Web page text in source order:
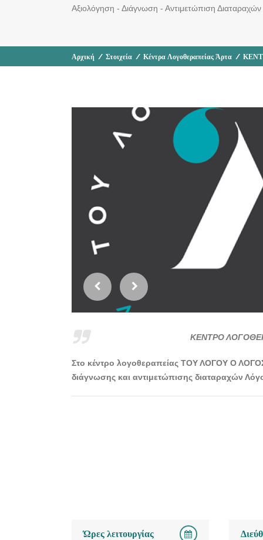
Αξιολόγηση - Διάγνωση - Αντιμετώπιση
Αρχική / Στοιχεία / Κέντρα Λογοθεραπείας Άρτα /
ΚΕΝΤΡΟ
Στο κέντρο λογοθεραπείας ΤΟΥ ΛΟΓΟΥ Ο
διάγνωσης και αντιμετώπισης διαταραχών
Ώρες λειτουργίας